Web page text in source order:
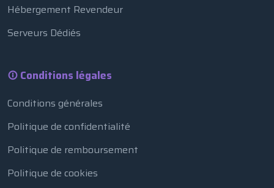
Hébergement Revendeur
Serveurs Dédiés
Conditions légales
Conditions générales
Politique de confidentialité
Politique de remboursement
Politique de cookies